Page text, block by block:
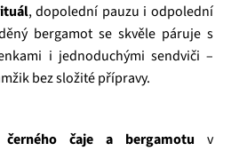
, dopolední pauzu i odpolední
bergamot se skvěle páruje s
i jednoduchými sendviči –
bez složité přípravy.
černého čaje a bergamotu v